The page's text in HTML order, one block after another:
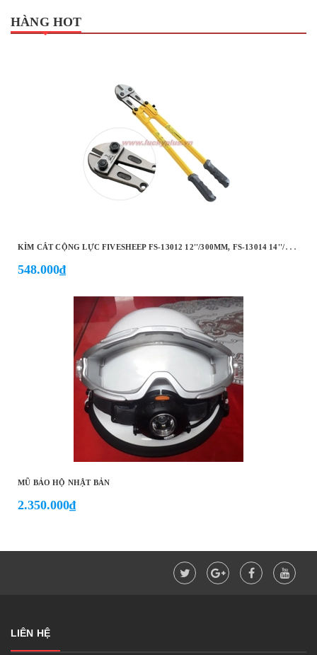
HÀNG HOT
K
ÌM CẮT CỘNG LỰC FIVESHEEP FS-13012 12''/300MM, FS-13014 14''/350MM, FS-13018 18''/450MM, FS-13024 24''/600MM…
548.000₫
MŨ BẢO HỘ NHẬT BẢN
2.350.000₫
LIÊN HỆ